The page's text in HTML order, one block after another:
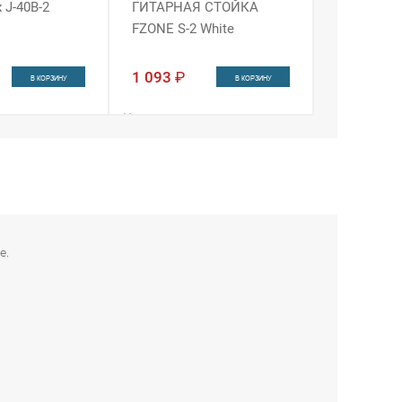
J-40B-2
В КОРЗИНУ
ГИТАРНАЯ СТОЙКА
FZONE S-2 White
1 093 ₽ В КОРЗИНУ
Наличие: